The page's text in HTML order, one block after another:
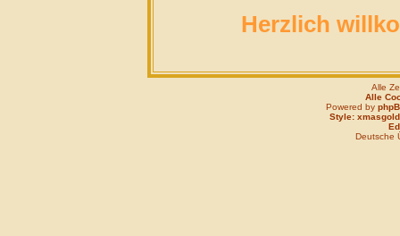
Herzlich
Alle
Alle
Powered by
Style: xmasgold
Deutsche